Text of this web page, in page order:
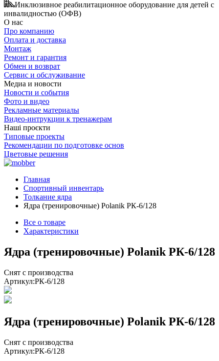
Инклюзивное реабилитационное оборудование для детей с
инвалидностью (ОФВ)
О нас
Про компанию
Оплата и доставка
Монтаж
Ремонт и гарантия
Обмен и возврат
Сервис и обслуживание
Медиа и новости
Новости и события
Фото и видео
Рекламные материалы
Видео-интрукции к тренажерам
Наші проєкти
Типовые проекты
Рекомендации по подготовке основ
Цветовые решения
Главная
Спортивный инвентарь
Толкание ядра
Ядра (тренировочные) Polanik РК-6/128
Все о товаре
Характеристики
Ядра (тренировочные) Polanik РК-6/128
Снят с производства
Артикул:РК-6/128
Ядра (тренировочные) Polanik РК-6/128
Снят с производства
Артикул:РК-6/128